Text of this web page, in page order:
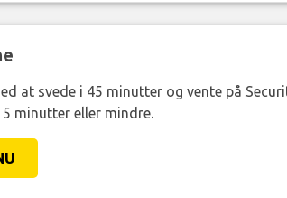
at svede i 45 minutter og vente på
5 minutter eller mindre.